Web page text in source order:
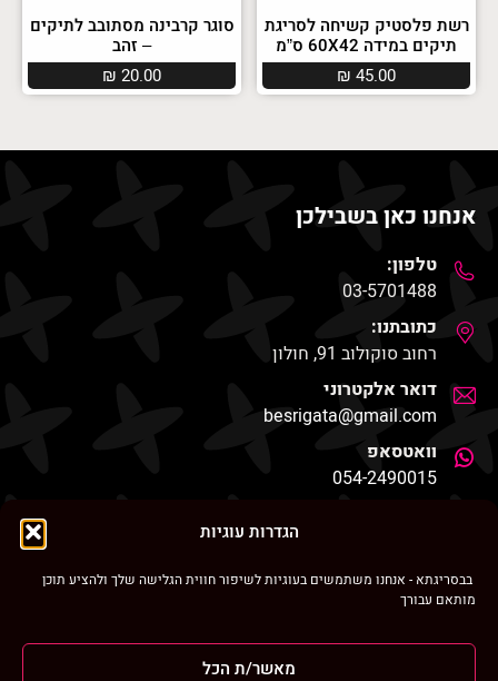
הגדרות עוגיות
בבסריגתא - אנחנו משתמשים בעוגיות לשיפור חווית הגלישה שלך ולהציע תוכן
מותאם עבורך
מאשר/ת הכל
רשת פלסטיק קשיחה לסריגת
תיקים במידה 60X42 ס”מ
₪ 45.00
סוגר קרבינה מסתובב לתיקים
– זהב
₪ 20.00
אנחנו כאן בשבילכן
טלפון:
03-5701488
כתובתנו:
רחוב סוקולוב 91, חולון
דואר אלקטרוני
besrigata@gmail.com
וואטסאפ
054-2490015
ניווט מהיר